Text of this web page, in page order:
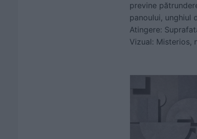
previne
panoului, unghiul
Atingere:
Vizual: Misterios,